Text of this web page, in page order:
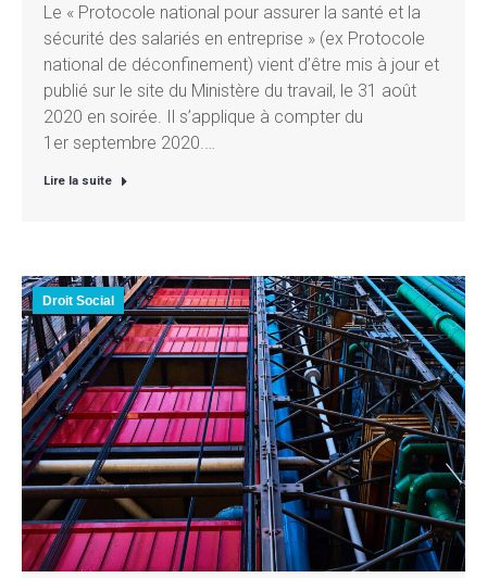
Le « Protocole national pour assurer la santé et la
sécurité des salariés en entreprise » (ex Protocole
national de déconfinement) vient d’être mis à jour et
publié sur le site du Ministère du travail, le 31 août
2020 en soirée. Il s’applique à compter du
1er septembre 2020.…
Lire la suite
Droit Social